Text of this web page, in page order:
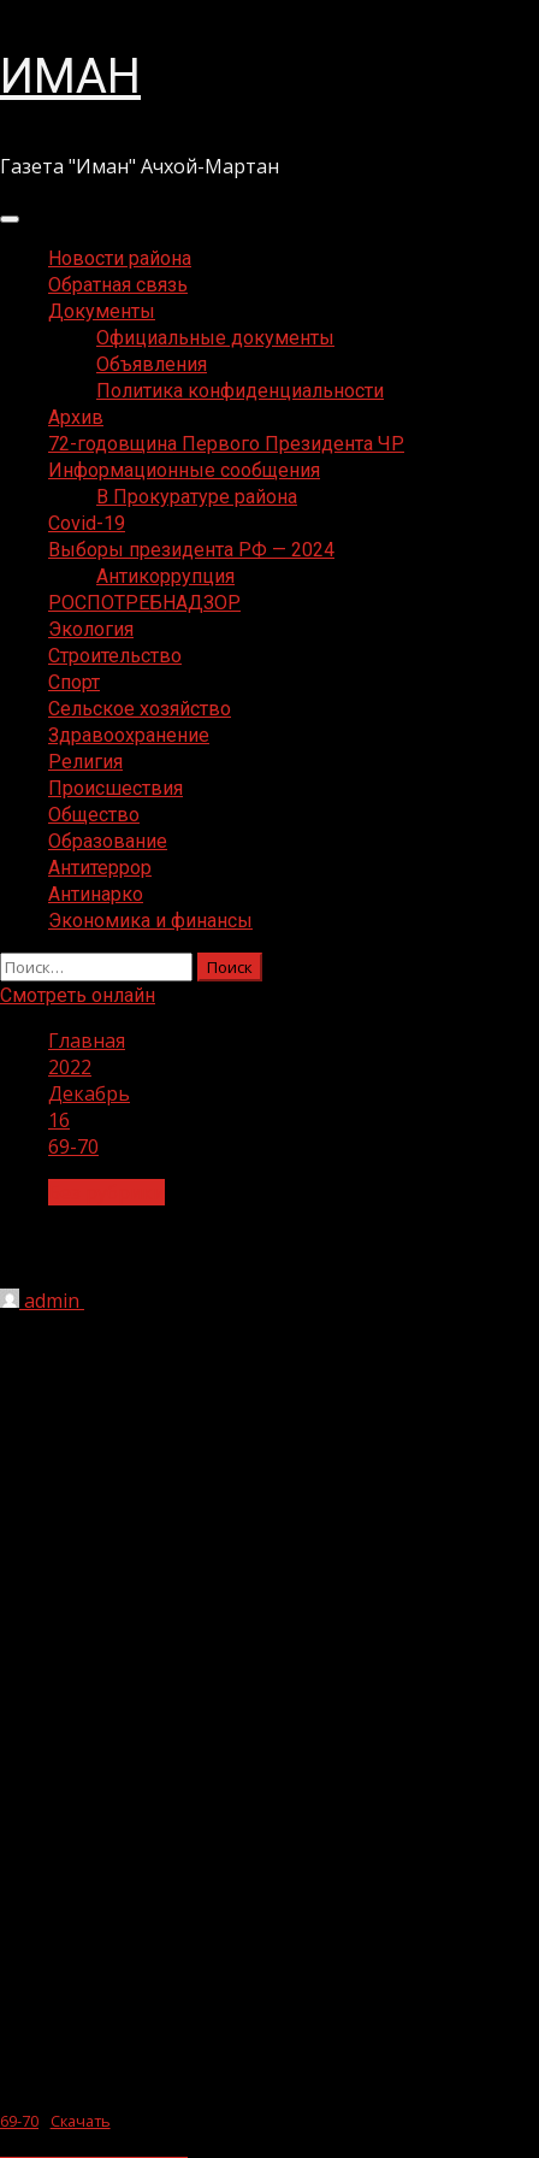
Перейти
кИМАН
Газета "Иман" Ачхой-Мартан
Основное
менюНовости района
Обратная связь
Документы
Официальные документы
Объявления
Политика конфиденциальности
Архив
72-годовщина Первого Президента ЧР
Информационные сообщения
В Прокуратуре района
Covid-19
Выборы президента РФ — 2024
Антикоррупция
РОСПОТРЕБНАДЗОР
Экология
Строительство
Спорт
Сельское хозяйство
Здравоохранение
Религия
Происшествия
Общество
Образование
Антитеррор
Антинарко
Экономика и финансы
Найти:
Смотреть онлайн
Главная
2022
Декабрь
16
69-70
admin
69-70 Скачать